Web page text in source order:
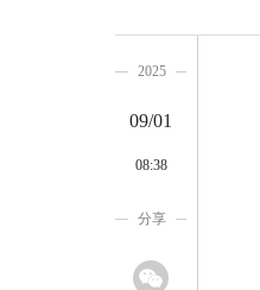
2025
09/01
08:38
分享
灯